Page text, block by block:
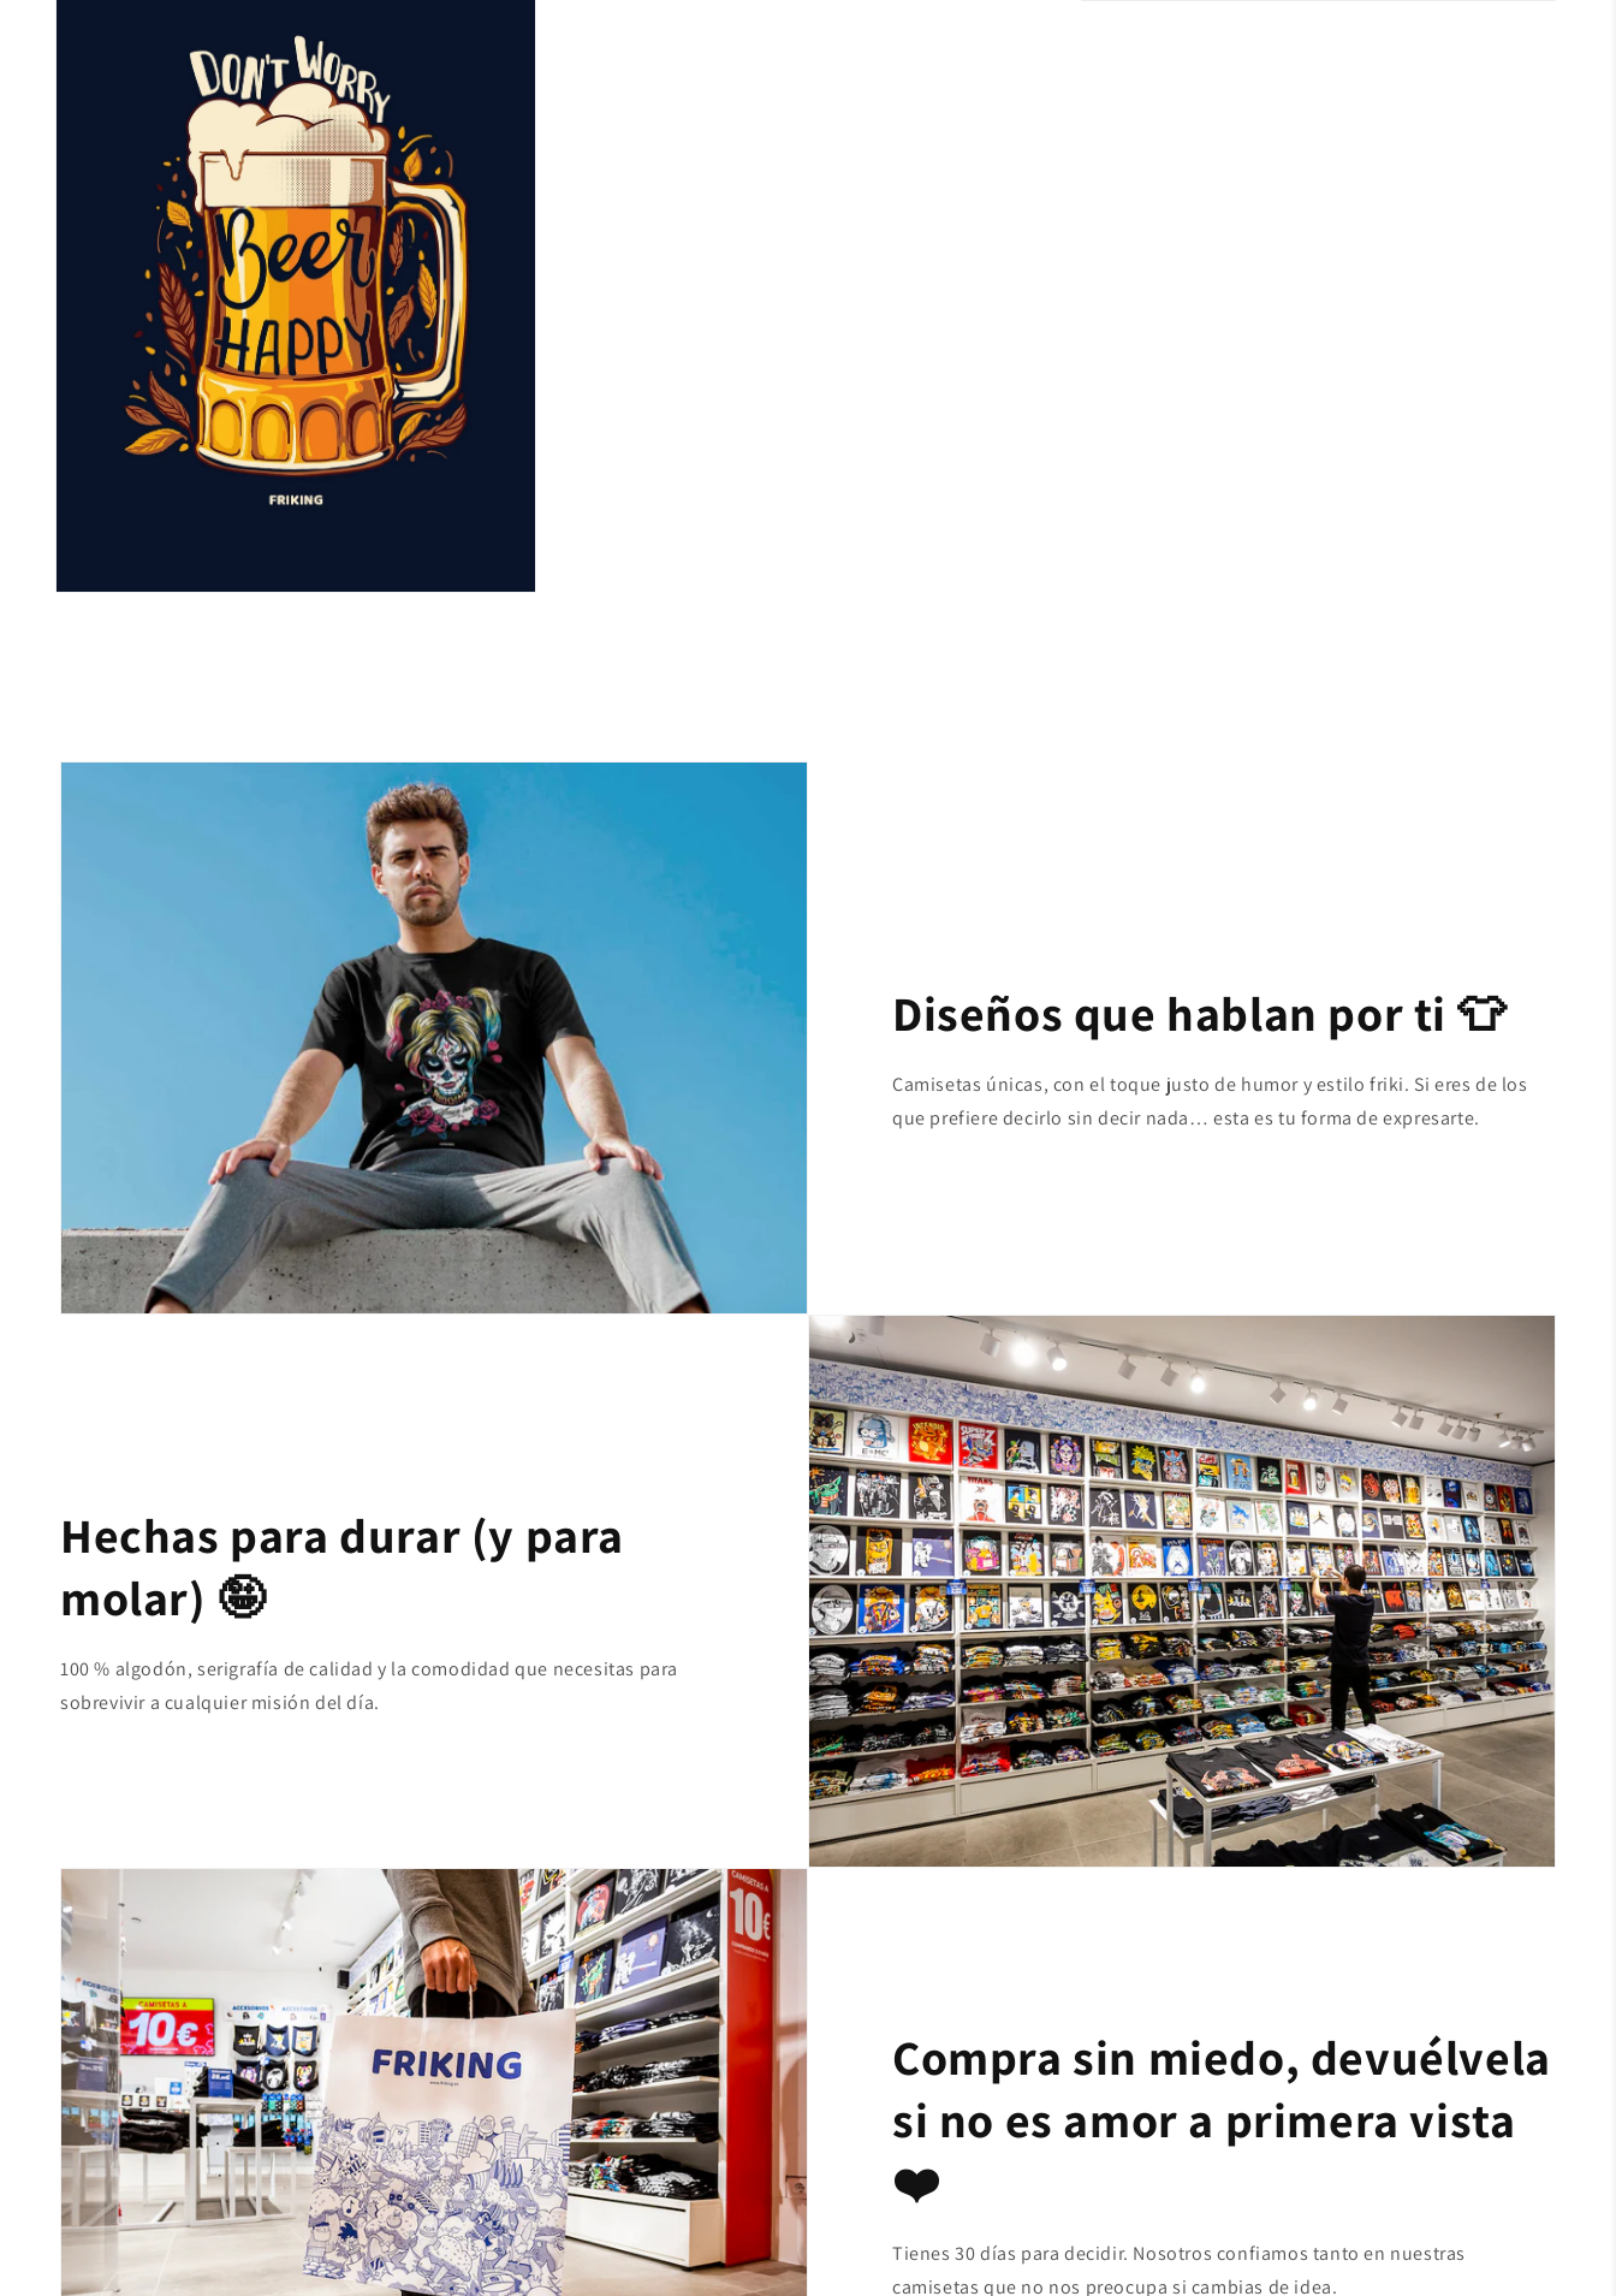
Diseños que hablan por ti 👕
Camisetas únicas, con el toque justo de humor y estilo friki. Si eres de los
que prefiere decirlo sin decir nada… esta es tu forma de expresarte.
Hechas para durar (y para
molar) 🤪
100 % algodón, serigrafía de calidad y la comodidad que necesitas para
sobrevivir a cualquier misión del día.
Compra sin miedo, devuélvela
si no es amor a primera vista
❤️
Tienes 30 días para decidir. Nosotros confiamos tanto en nuestras
camisetas que no nos preocupa si cambias de idea.